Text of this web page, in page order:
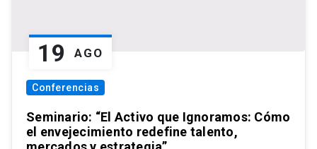
19 AGO
Conferencias
Seminario: “El Activo que Ignoramos: Cómo
el envejecimiento redefine talento,